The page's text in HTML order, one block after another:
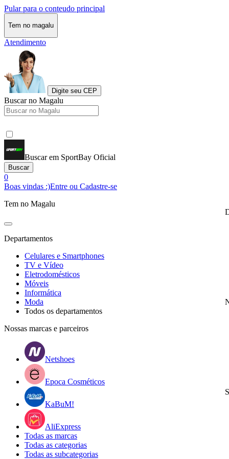
Pular para o conteudo principal
Tem no magalu
Atendimento
Digite seu CEP
Buscar no Magalu
Buscar em SportBay Oficial
Buscar
0
Boas vindas :)Entre ou Cadastre-se
Tem no Magalu
Departamentos
Celulares e Smartphones
TV e Vídeo
Eletrodomésticos
Móveis
Informática
Moda
Todos os departamentos
Nossas marcas e parceiros
Netshoes
Epoca Cosméticos
KaBuM!
AliExpress
Todas as marcas
Todas as categorias
Todas as subcategorias